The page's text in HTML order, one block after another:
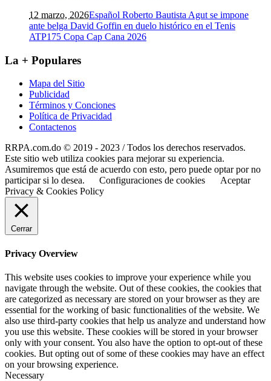
12 marzo, 2026Español Roberto Bautista Agut se impone
ante belga David Goffin en duelo histórico en el Tenis
ATP175 Copa Cap Cana 2026
La + Populares
Mapa del Sitio
Publicidad
Términos y Conciones
Política de Privacidad
Contactenos
RRPA.com.do © 2019 - 2023 / Todos los derechos reservados.
Este sitio web utiliza cookies para mejorar su experiencia.
Asumiremos que está de acuerdo con esto, pero puede optar por no
participar si lo desea.
Configuraciones de cookies
Aceptar
Privacy & Cookies Policy
Cerrar
Privacy Overview
This website uses cookies to improve your experience while you
navigate through the website. Out of these cookies, the cookies that
are categorized as necessary are stored on your browser as they are
essential for the working of basic functionalities of the website. We
also use third-party cookies that help us analyze and understand how
you use this website. These cookies will be stored in your browser
only with your consent. You also have the option to opt-out of these
cookies. But opting out of some of these cookies may have an effect
on your browsing experience.
Necessary